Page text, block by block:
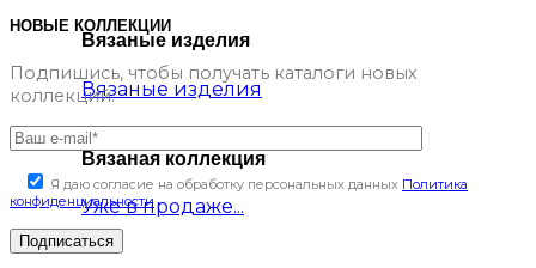
Вязаные изделия
Вязаные изделия
Вязаная коллекция
Уже в продаже...
НОВЫЕ КОЛЛЕКЦИИ
Подпишись, чтобы получать каталоги новых
коллекций.
Я даю согласие на обработку персональных данных Политика
конфиденциальности